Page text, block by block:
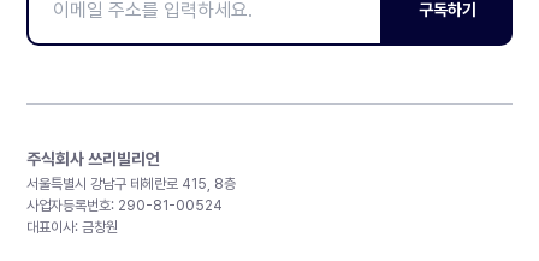
구독하기
주식회사 쓰리빌리언
서울특별시 강남구 테헤란로 415, 8층
사업자등록번호: 290-81-00524
대표이사: 금창원